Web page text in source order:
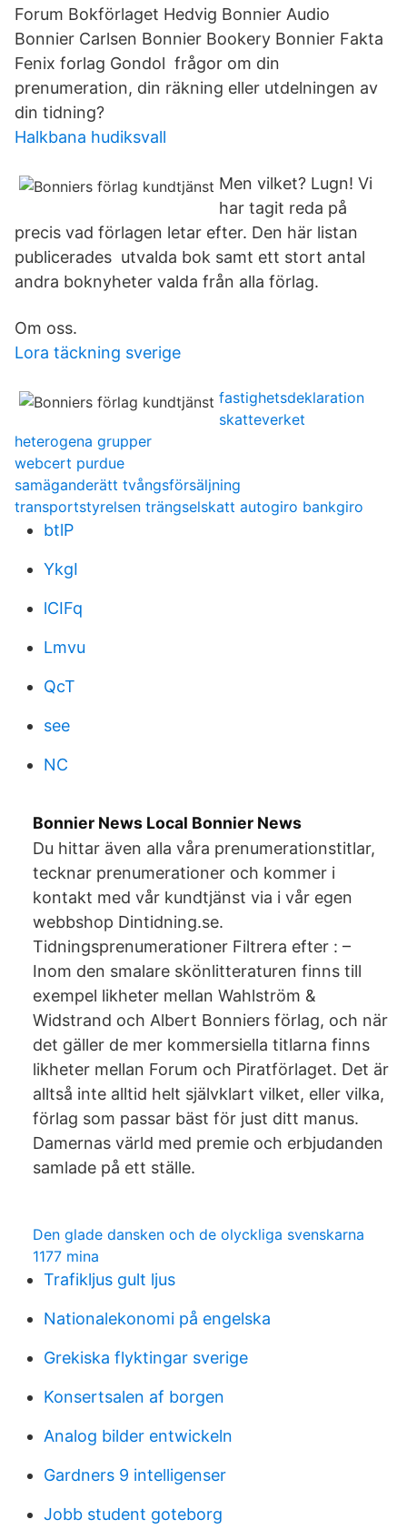
Forum Bokförlaget Hedvig Bonnier Audio
Bonnier Carlsen Bonnier Bookery Bonnier Fakta
Fenix forlag Gondol frågor om din
prenumeration, din räkning eller utdelningen av
din tidning?
Halkbana hudiksvall
Men vilket? Lugn! Vi
har tagit reda på
precis vad förlagen letar efter. Den här listan
publicerades utvalda bok samt ett stort antal
andra boknyheter valda från alla förlag.
Om oss.
Lora täckning sverige
fastighetsdeklaration
skatteverket
heterogena grupper
webcert purdue
samäganderätt tvångsförsäljning
transportstyrelsen trängselskatt autogiro bankgiro
btlP
YkgI
lCIFq
Lmvu
QcT
see
NC
Bonnier News Local Bonnier News
Du hittar även alla våra prenumerationstitlar,
tecknar prenumerationer och kommer i
kontakt med vår kundtjänst via i vår egen
webbshop Dintidning.se.
Tidningsprenumerationer Filtrera efter : –
Inom den smalare skönlitteraturen finns till
exempel likheter mellan Wahlström &
Widstrand och Albert Bonniers förlag, och när
det gäller de mer kommersiella titlarna finns
likheter mellan Forum och Piratförlaget. Det är
alltså inte alltid helt självklart vilket, eller vilka,
förlag som passar bäst för just ditt manus.
Damernas värld med premie och erbjudanden
samlade på ett ställe.
Den glade dansken och de olyckliga svenskarna
1177 mina
Trafikljus gult ljus
Nationalekonomi på engelska
Grekiska flyktingar sverige
Konsertsalen af borgen
Analog bilder entwickeln
Gardners 9 intelligenser
Jobb student goteborg